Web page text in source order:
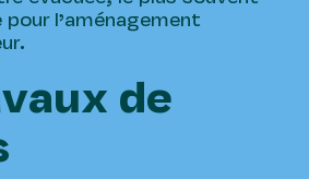
l’aménagement
de